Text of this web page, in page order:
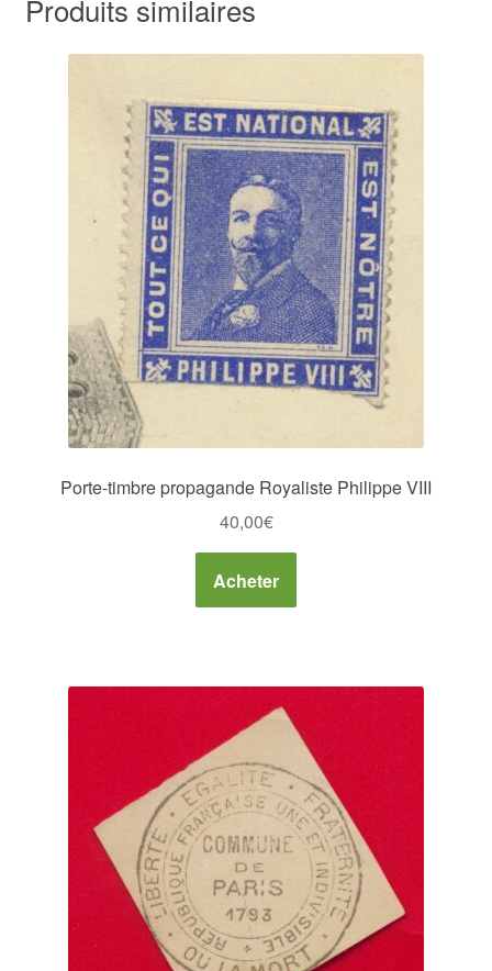
Produits similaires
Porte-timbre propagande Royaliste Philippe VIII
40,00€
Acheter